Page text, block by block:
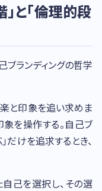
と「倫理的段
ブランディングの哲学
と印象を追い求めま
を操作する。自己ブ
だけを追求するとき、
己を選択し、その選